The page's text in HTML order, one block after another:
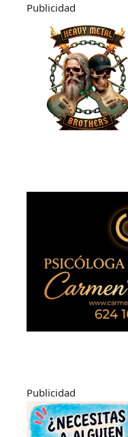
Publicidad
Publicidad